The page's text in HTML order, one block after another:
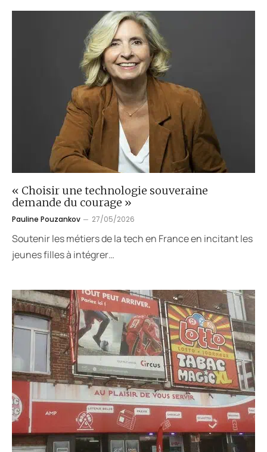
« Choisir une technologie souveraine
demande du courage »
Pauline Pouzankov 27/05/2026
Soutenir les métiers de la tech en France en incitant les
jeunes filles à intégrer…